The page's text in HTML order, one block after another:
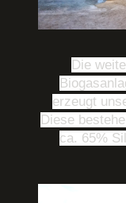
Die
erzeugt
Diese
ca. 65%